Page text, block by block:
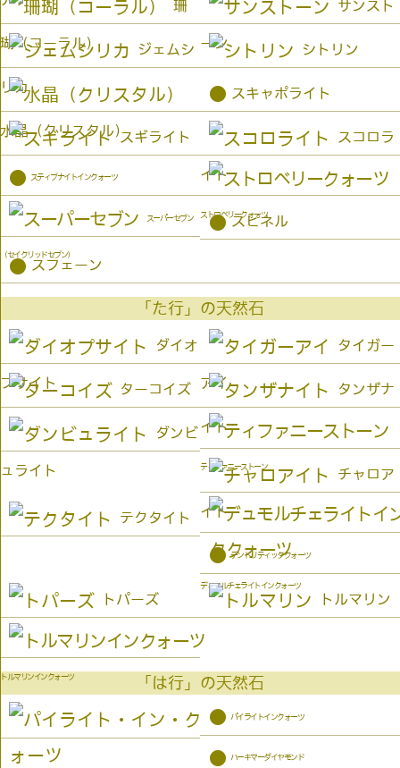
珊
瑚（コーラル）
サンスト
ーン
ジェムシ
リカ
シトリン
水晶（クリスタル）
● スキャポライト
スギライト スコロラ
イト
● スティブナイトインクォーツ
ストロベリークォーツ
スーパーセブン
（セイクリッドセブン）
● スピネル
● スフェーン
「た行」の天然石
ダイオ
プサイト
タイガー
アイ
ターコイズ タンザナ
イト
ダンビ
ュライト ティファニーストーン チャロア
イト
テクタイト
デュモルチェライトインクォーツ
● デンドリティッククォーツ
トパーズ トルマリン
トルマリンインクォーツ 「は行」の天然石
● パイライトインクォーツ
● ハーキマーダイヤモンド